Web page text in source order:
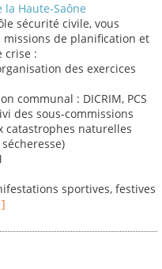
la Haute-Saône
sécurité civile, vous
missions de planification et
crise :
des exercices
communal : DICRIM, PCS
des sous-commissions
catastrophes naturelles
sportives, festives